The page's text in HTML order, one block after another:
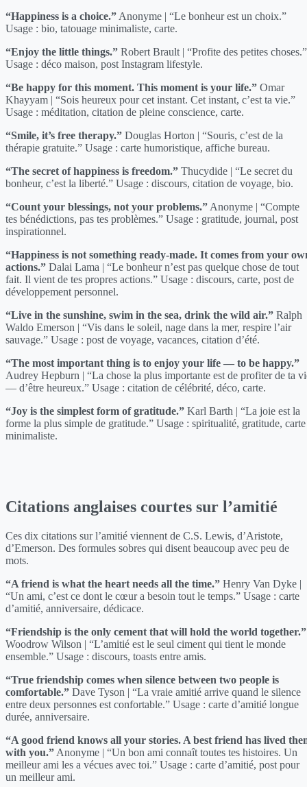
“Happiness is a choice.”Anonyme | “Le bonheur est un choix.”
Usage : bio, tatouage minimaliste, carte.
“Enjoy the little things.” Robert Brault | “Profite des petites choses.”
Usage : déco maison, post Instagram lifestyle.
“Be happy for this moment. This moment is your life.” Omar
Khayyam | “Sois heureux pour cet instant. Cet instant, c’est ta vie.”
Usage : méditation, citation de pleine conscience, carte.
“Smile, it’s free therapy.” Douglas Horton | “Souris, c’est de la
thérapie gratuite.” Usage : carte humoristique, affiche bureau.
“The secret of happiness is freedom.” Thucydide | “Le secret du
bonheur, c’est la liberté.” Usage : discours, citation de voyage, bio.
“Count your blessings, not your problems.”Anonyme | “Compte
tes bénédictions, pas tes problèmes.” Usage : gratitude, journal, post
inspirationnel.
“Happiness is not something ready-made. It comes from your
actions.” Dalai Lama | “Le bonheur n’est pas quelque chose de tout
fait. Il vient de tes propres actions.” Usage : discours, carte, post de
développement personnel.
“Live in the sunshine, swim in the sea, drink the wild air.” Ralph
Waldo Emerson | “Vis dans le soleil, nage dans la mer, respire l’air
sauvage.” Usage : post de voyage, vacances, citation d’été.
“The most important thing is to enjoy your life — to be happy.”
Audrey Hepburn | “La chose la plus importante est de profiter de ta
— d’être heureux.” Usage : citation de célébrité, déco, carte.
“Joy is the simplest form of gratitude.” Karl Barth | “La joie est la
forme la plus simple de gratitude.” Usage : spiritualité, gratitude, carte
minimaliste.
Citations anglaises courtes sur l’amitié
Ces dix citations sur l’amitié viennent de C.S. Lewis, d’Aristote,
d’Emerson. Des formules sobres qui disent beaucoup avec peu de
mots.
“A friend is what the heart needs all the time.” Henry Van Dyke |
“Un ami, c’est ce dont le cœur a besoin tout le temps.” Usage : carte
d’amitié, anniversaire, dédicace.
“Friendship is the only cement that will hold the world together.”
Woodrow Wilson | “L’amitié est le seul ciment qui tient le monde
ensemble.” Usage : discours, toasts entre amis.
“True friendship comes when silence between two people is
comfortable.” Dave Tyson | “La vraie amitié arrive quand le silence
entre deux personnes est confortable.” Usage : carte d’amitié longue
durée, anniversaire.
“A good friend knows all your stories. A best friend has lived
with you.” Anonyme | “Un bon ami connaît toutes tes histoires. Un
meilleur ami les a vécues avec toi.” Usage : carte d’amitié, post pour
un meilleur ami.